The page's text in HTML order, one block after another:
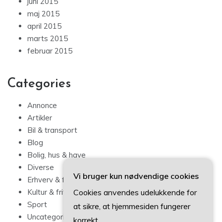
maj 2015
april 2015
marts 2015
februar 2015
Categories
Annonce
Artikler
Bil & transport
Blog
Bolig, hus & have
Diverse
Erhverv & forbrug
Kultur & fritid
Sport
Uncategorized
Vi bruger kun nødvendige cookies
Cookies anvendes udelukkende for
at sikre, at hjemmesiden fungerer
korrekt.